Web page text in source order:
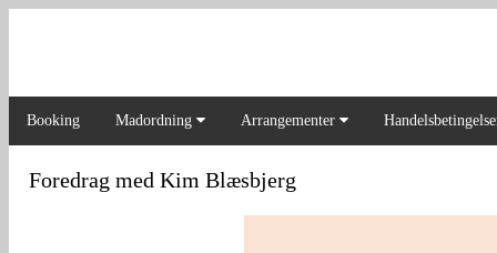
Booking Madordning Arrangementer
Foredrag med Kim Blæsbjerg